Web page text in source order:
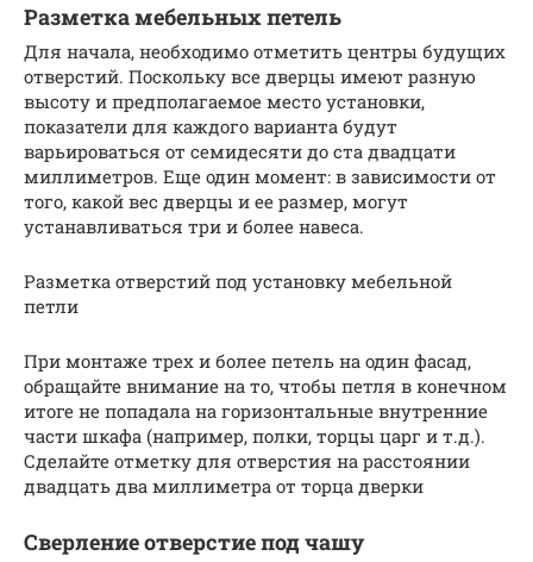
Разметка мебельных петель
Для начала, необходимо отметить центры будущих
отверстий. Поскольку все дверцы имеют разную
высоту и предполагаемое место установки,
показатели для каждого варианта будут
варьироваться от семидесяти до ста двадцати
миллиметров. Еще один момент: в зависимости от
того, какой вес дверцы и ее размер, могут
устанавливаться три и более навеса.
Разметка отверстий под установку мебельной
петли
При монтаже трех и более петель на один фасад,
обращайте внимание на то, чтобы петля в конечном
итоге не попадала на горизонтальные внутренние
части шкафа (например, полки, торцы царг и т.д.).
Сделайте отметку для отверстия на расстоянии
двадцать два миллиметра от торца дверки
Сверление отверстие под чашу